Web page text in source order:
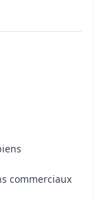
commerciaux